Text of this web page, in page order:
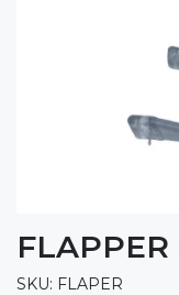
SKU: FLAPER